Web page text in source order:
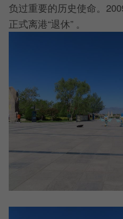
负过重要的历史使命。
正式离港“退休” 。